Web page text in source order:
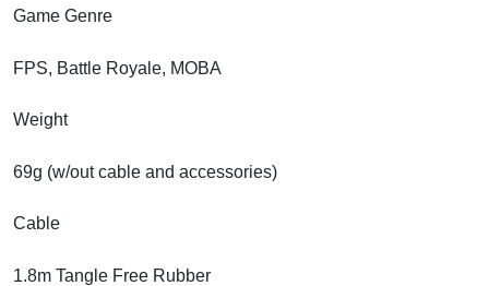
Game Genre
FPS, Battle Royale, MOBA
Weight
69g (w/out cable and accessories)
Cable
1.8m Tangle Free Rubber